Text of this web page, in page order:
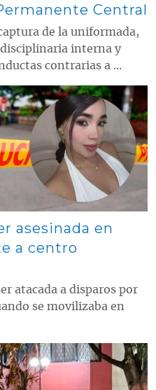
Central
de la uniformada,
interna y
contrarias a ...
asesinada en
a centro
atacada a disparos por
se movilizaba en